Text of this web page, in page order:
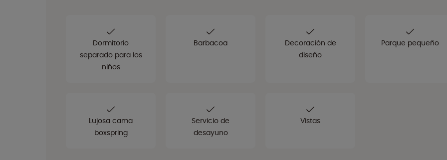
Dormitorio
separado para los
niños
Barbacoa
Decoración de
diseño
Parque pequeño
Lujosa cama
boxspring
Servicio de
desayuno
Vistas